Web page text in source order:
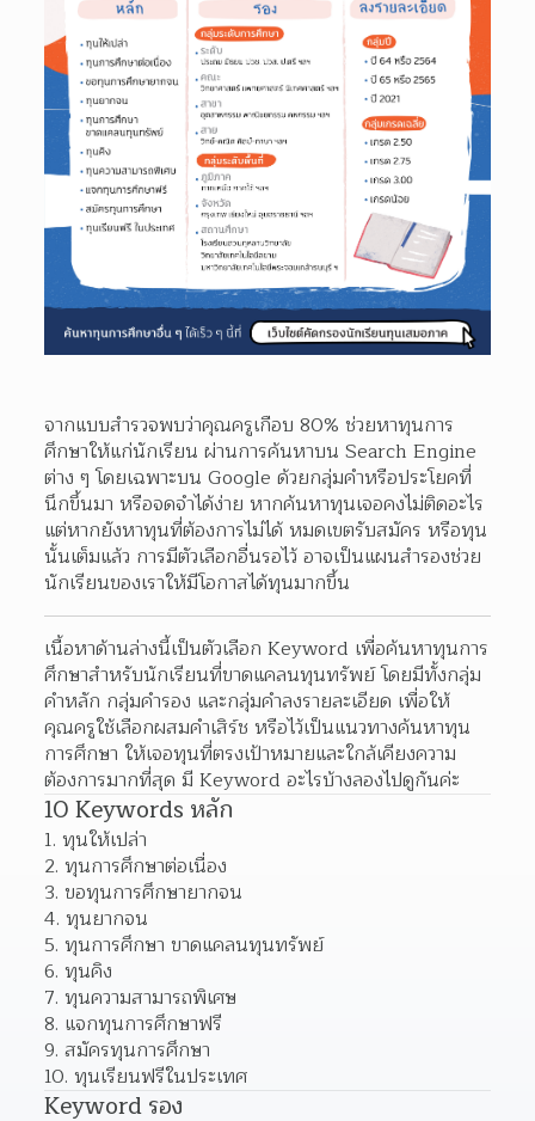
จากแบบสำรวจพบว่าคุณครูเกือบ 80% ช่วยหาทุนการ
ศึกษาให้แก่นักเรียน ผ่านการค้นหาบน Search Engine
ต่าง ๆ โดยเฉพาะบน Google ด้วยกลุ่มคำหรือประโยคที่
นึกขึ้นมา หรือจดจำได้ง่าย หากค้นหาทุนเจอคงไม่ติดอะไร
แต่หากยังหาทุนที่ต้องการไม่ได้ หมดเขตรับสมัคร หรือทุน
นั้นเต็มแล้ว การมีตัวเลือกอื่นรอไว้ อาจเป็นแผนสำรองช่วย
นักเรียนของเราให้มีโอกาสได้ทุนมากขึ้น
เนื้อหาด้านล่างนี้เป็นตัวเลือก Keyword เพื่อค้นหาทุนการ
ศึกษาสำหรับนักเรียนที่ขาดแคลนทุนทรัพย์ โดยมีทั้งกลุ่ม
คำหลัก กลุ่มคำรอง และกลุ่มคำลงรายละเอียด เพื่อให้
คุณครูใช้เลือกผสมคำเสิร์ช หรือไว้เป็นแนวทางค้นหาทุน
การศึกษา ให้เจอทุนที่ตรงเป้าหมายและใกล้เคียงความ
ต้องการมากที่สุด มี Keyword อะไรบ้างลองไปดูกันค่ะ
10 Keywords หลัก
1. ทุนให้เปล่า
2. ทุนการศึกษาต่อเนื่อง
3. ขอทุนการศึกษายากจน
4. ทุนยากจน
5. ทุนการศึกษา ขาดแคลนทุนทรัพย์
6. ทุนคิง
7. ทุนความสามารถพิเศษ
8. แจกทุนการศึกษาฟรี
9. สมัครทุนการศึกษา
10. ทุนเรียนฟรีในประเทศ
Keyword รอง